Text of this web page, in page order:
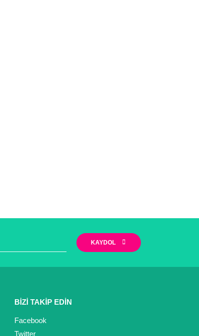
KAYDOL
BİZİ TAKİP EDİN
Facebook
Twitter